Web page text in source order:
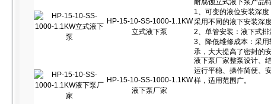
HP-15-10-SS-1000-1.1KW
立式液下泵
HP-15-10-SS-1000-1.1KW
液下泵厂家